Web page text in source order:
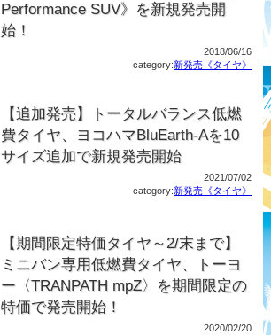
Performance SUV》を新規発売開
始！
2018/06/16
category:新発売《タイヤ》
【追加発売】トータルバランス低燃
費タイヤ、ヨコハマBluEarth-Aを10
サイズ追加で新規発売開始
2021/07/02
category:新発売《タイヤ》
【期間限定特価タイヤ～2/末まで】
ミニバン専用低燃費タイヤ、トーヨ
ー〈TRANPATH mpZ〉を期間限定の
特価で発売開始！
2020/02/20